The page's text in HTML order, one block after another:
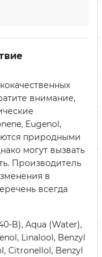
внимание,
Eugenol,
природными
могут вызвать
Производитель
в
всегда
B), Aqua (Water),
Linalool, Benzyl
Citronellol, Benzyl